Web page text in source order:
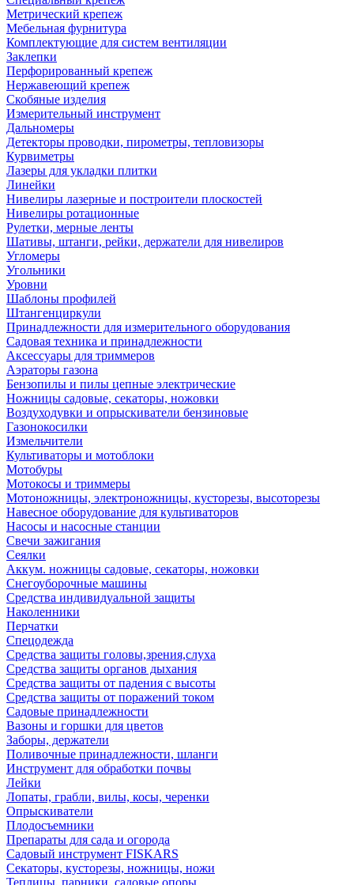
Метрический крепеж
Мебельная фурнитура
Комплектующие для систем вентиляции
Заклепки
Перфорированный крепеж
Нержавеющий крепеж
Скобяные изделия
Измерительный инструмент
Дальномеры
Детекторы проводки, пирометры, тепловизоры
Курвиметры
Лазеры для укладки плитки
Линейки
Нивелиры лазерные и построители плоскостей
Нивелиры ротационные
Рулетки, мерные ленты
Шативы, штанги, рейки, держатели для нивелиров
Угломеры
Угольники
Уровни
Шаблоны профилей
Штангенциркули
Принадлежности для измерительного оборудования
Садовая техника и принадлежности
Аксессуары для триммеров
Аэраторы газона
Бензопилы и пилы цепные электрические
Ножницы садовые, секаторы, ножовки
Воздуходувки и опрыскиватели бензиновые
Газонокосилки
Измельчители
Культиваторы и мотоблоки
Мотобуры
Мотокосы и триммеры
Мотоножницы, электроножницы, кусторезы, высоторезы
Навесное оборудование для культиваторов
Насосы и насосные станции
Свечи зажигания
Сеялки
Аккум. ножницы садовые, секаторы, ножовки
Снегоуборочные машины
Средства индивидуальной защиты
Наколенники
Перчатки
Спецодежда
Средства защиты головы,зрения,слуха
Средства защиты органов дыхания
Средства защиты от падения с высоты
Средства защиты от поражений током
Садовые принадлежности
Вазоны и горшки для цветов
Заборы, держатели
Поливочные принадлежности, шланги
Инструмент для обработки почвы
Лейки
Лопаты, грабли, вилы, косы, черенки
Опрыскиватели
Плодосъемники
Препараты для сада и огорода
Садовый инструмент FISKARS
Секаторы, кусторезы, ножницы, ножи
Теплицы, парники, садовые опоры